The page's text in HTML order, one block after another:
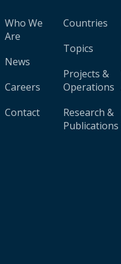
Who We
Are
News
Careers
Contact
Countries
Topics
Projects &
Operations
Research &
Publications